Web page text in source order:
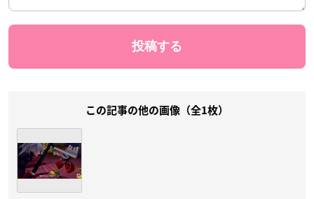
この記事の他の画像（全1枚）